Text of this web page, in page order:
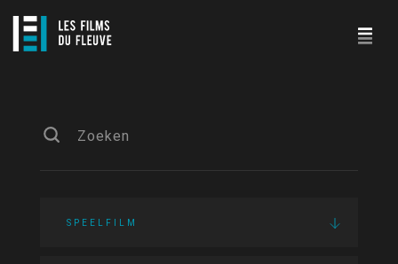
SPEELFILM